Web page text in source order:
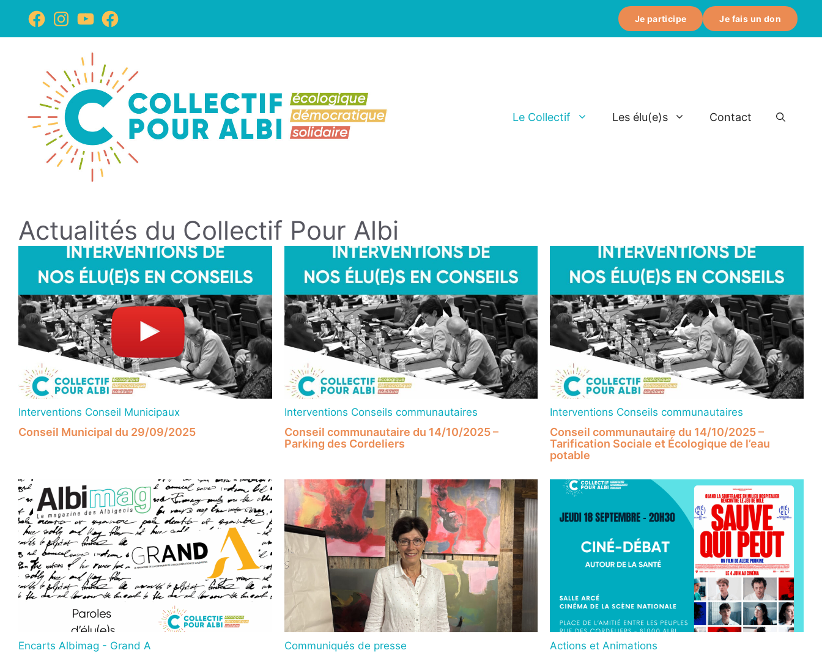
Je participe Je fais un don
Le Collectif Les élu(e)s Contact
Actualités du Collectif Pour Albi
Interventions Conseil Municipaux
Conseil Municipal du 29/09/2025
Interventions Conseils communautaires
Conseil communautaire du 14/10/2025 –
Parking des Cordeliers
Interventions Conseils communautaires
Conseil communautaire du 14/10/2025 –
Tarification Sociale et Écologique de l’eau
potable
Encarts Albimag - Grand A Communiqués de presse Actions et Animations